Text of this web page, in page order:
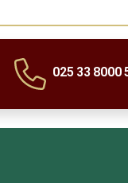
025 33 8000